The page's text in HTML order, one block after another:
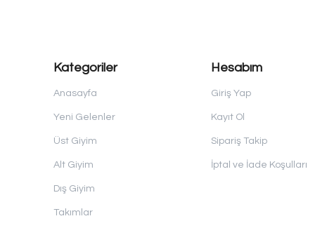
Kategoriler
Anasayfa
Yeni Gelenler
Üst Giyim
Alt Giyim
Dış Giyim
Takımlar
Hesabım
Giriş Yap
Kayıt Ol
Sipariş Takip
İptal ve İade Koşulları